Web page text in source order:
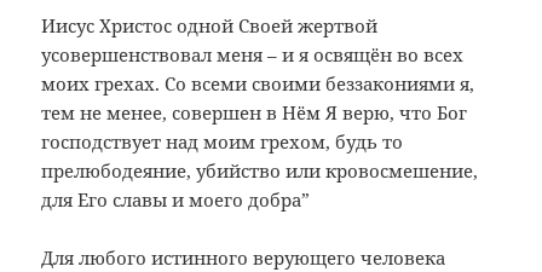
Иисус Христос одной Своей жертвой
усовершенствовал меня – и я освящён во всех
моих грехах. Со всеми своими беззакониями я,
тем не менее, совершен в Нём Я верю, что Бог
господствует над моим грехом, будь то
прелюбодеяние, убийство или кровосмешение,
для Его славы и моего добра”
Для любого истинного верующего человека